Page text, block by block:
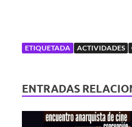
ETIQUETADA ACTIVIDADES
ENTRADAS